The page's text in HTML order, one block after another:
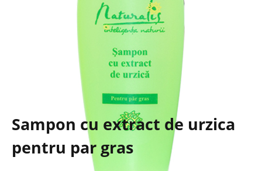
Sampon cu extract de urzica
pentru par gras